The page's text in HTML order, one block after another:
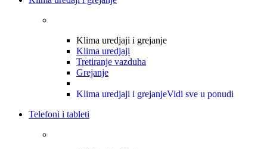
Klima uredjaji i grejanje
Klima uredjaji
Tretiranje vazduha
Grejanje
Klima uredjaji i grejanjeVidi sve u ponudi
Telefoni i tableti